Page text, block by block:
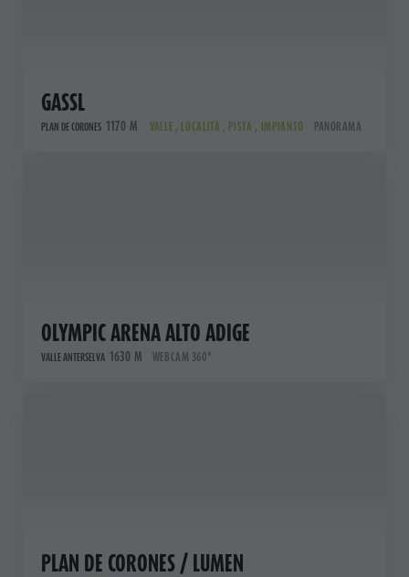
GASSL
PLAN DE CORONES 1170 M VALLE , LOCALITÀ , PISTA , IMPIANTO PANORAMA
OLYMPIC ARENA ALTO ADIGE
VALLE ANTERSELVA 1630 M WEBCAM 360°
PLAN DE CORONES / LUMEN